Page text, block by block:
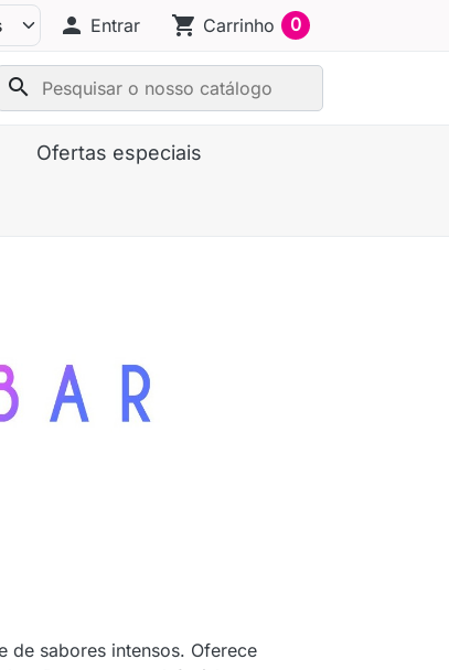
person Entrar shopping_cart Carrinho 0
search
Ofertas especiais
de sabores intensos. Oferece